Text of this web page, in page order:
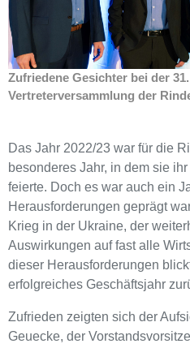
Zufriedene Gesichter bei der
Vertreterversammlung der
Das Jahr 2022/23 war für die
besonderes Jahr, in dem sie
feierte. Doch es war auch ein
Herausforderungen geprägt
Krieg in der Ukraine, der
Auswirkungen auf fast alle
dieser Herausforderungen
erfolgreiches Geschäftsjahr
Zufrieden zeigten sich der
Geuecke, der